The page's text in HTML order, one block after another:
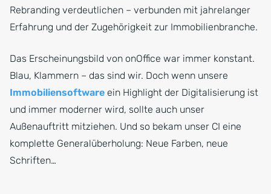
Rebranding verdeutlichen – verbunden mit jahrelanger
Erfahrung und der Zugehörigkeit zur Immobilienbranche.
Das Erscheinungsbild von onOffice war immer konstant.
Blau, Klammern – das sind wir. Doch wenn unsere
Immobiliensoftware ein Highlight der Digitalisierung ist
und immer moderner wird, sollte auch unser
Außenauftritt mitziehen. Und so bekam unser CI eine
komplette Generalüberholung: Neue Farben, neue
Schriften…